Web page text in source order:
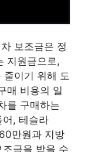
보조금은 정
지원금으로,
줄이기 위해 도
매 비용의 일
를 구매하는
어, 테슬라
만원과 지방
금을 받을 수